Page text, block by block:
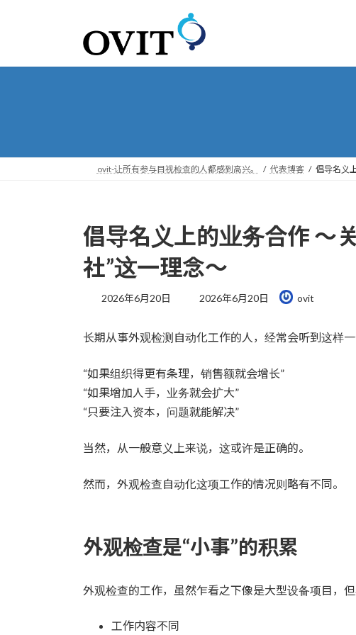
ovit-让所有参与目视检查的人都感到高兴。 代表博客 倡导名义
倡导名义上的业务合作 ～
社”这一理念～
2026年6月20日
最
新
间：
2026年6月20日 ovit
长期从事外观检测自动化工作的人，经常会听到这样一
“如果组织得更有条理，销售额就会增长”
“如果增加人手，业务就会扩大”
“只要注入资本，问题就能解决”
当然，从一般意义上来说，这或许是正确的。
然而，外观检查自动化这项工作的情况则略有不同。
外观检查是“小事”的积累
外观检查的工作，虽然乍看之下像是大型设备项目，
工作内容不同